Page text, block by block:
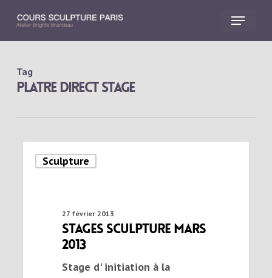
Menu
Tag
platre direct stage
Sculpture
27 février 2013
stages sculpture mars
2013
Stage d' initiation à la